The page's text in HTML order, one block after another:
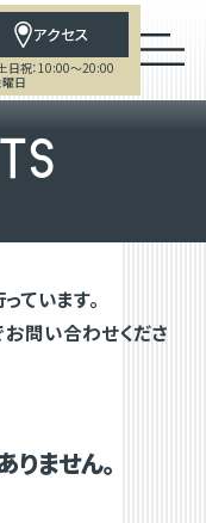
アクセス
日祝：10:00～20:00
曜日
S
ています。
問い合わせくださ
ません。